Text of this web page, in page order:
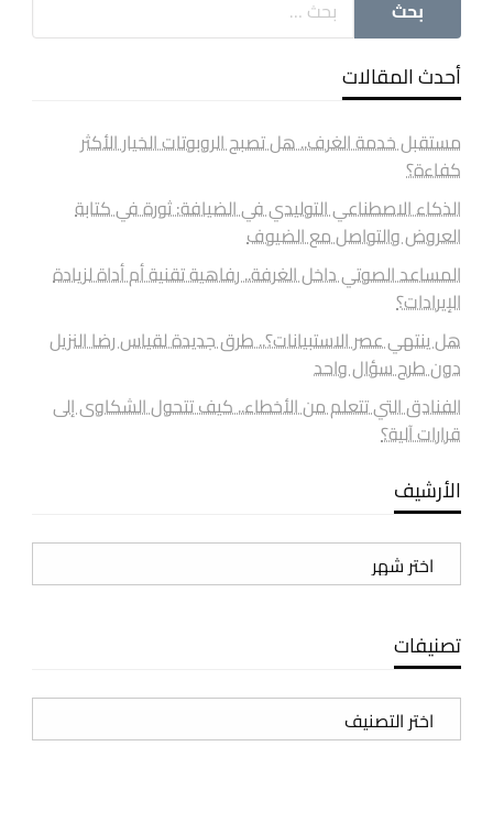
أحدث المقالات
مستقبل خدمة الغرف.. هل تصبح الروبوتات الخيار الأكثر
كفاءة؟
الذكاء الاصطناعي التوليدي في الضيافة: ثورة في كتابة
العروض والتواصل مع الضيوف
المساعد الصوتي داخل الغرفة.. رفاهية تقنية أم أداة لزيادة
الإيرادات؟
هل ينتهي عصر الاستبيانات؟.. طرق جديدة لقياس رضا النزيل
دون طرح سؤال واحد
الفنادق التي تتعلم من الأخطاء.. كيف تتحول الشكاوى إلى
قرارات آلية؟
الأرشيف
الأرشيف
تصنيفات
تصنيفات